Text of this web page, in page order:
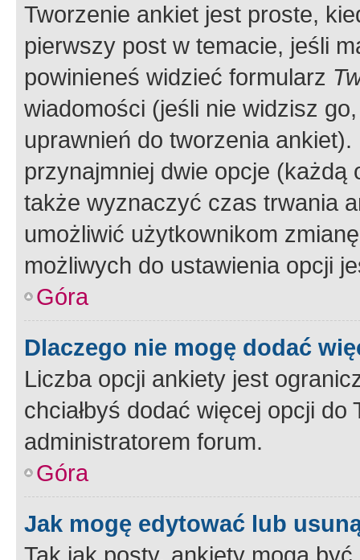
Tworzenie ankiet jest proste,
pierwszy post w temacie, jeśli
powinieneś widzieć formularz
wiadomości (jeśli nie widzisz
uprawnień do tworzenia
przynajmniej dwie opcje
także wyznaczyć czas trwania
umożliwić użytkownikom
możliwych do ustawienia opcji
Góra
Dlaczego nie mogę dodać
Liczba opcji ankiety jest
chciałbyś dodać więcej opcji
administratorem forum.
Góra
Jak mogę edytować lub